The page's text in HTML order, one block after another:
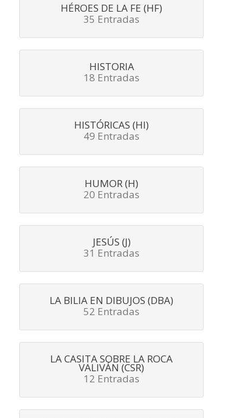
HÉROES DE LA FE (HF)
35 Entradas
HISTORIA
18 Entradas
HISTÓRICAS (HI)
49 Entradas
HUMOR (H)
20 Entradas
JESÚS (J)
31 Entradas
LA BILIA EN DIBUJOS (DBA)
52 Entradas
LA CASITA SOBRE LA ROCA
VALIVÁN (CSR)
12 Entradas